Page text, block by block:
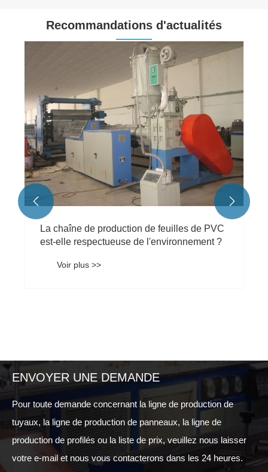
Recommandations d'actualités
La chaîne de production de feuilles de PVC
est-elle respectueuse de l'environnement ?
Voir plus >>
 
ENVOYER UNE DEMANDE
Pour toute demande concernant la ligne de production de
tuyaux, la ligne de production de panneaux, la ligne de
production de profilés ou la liste de prix, veuillez nous laisser
votre e-mail et nous vous contacterons dans les 24 heures.